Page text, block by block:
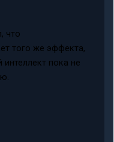
что
того же эффекта,
пока не